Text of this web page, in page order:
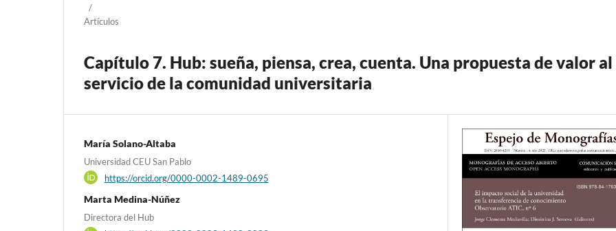
/
Artículos
Capítulo 7. Hub: sueña, piensa, crea, cuenta. Una propuesta de valor al
servicio de la comunidad universitaria
María Solano-Altaba
Universidad CEU San Pablo
https://orcid.org/0000-0002-1489-0695
Marta Medina-Núñez
Directora del Hub